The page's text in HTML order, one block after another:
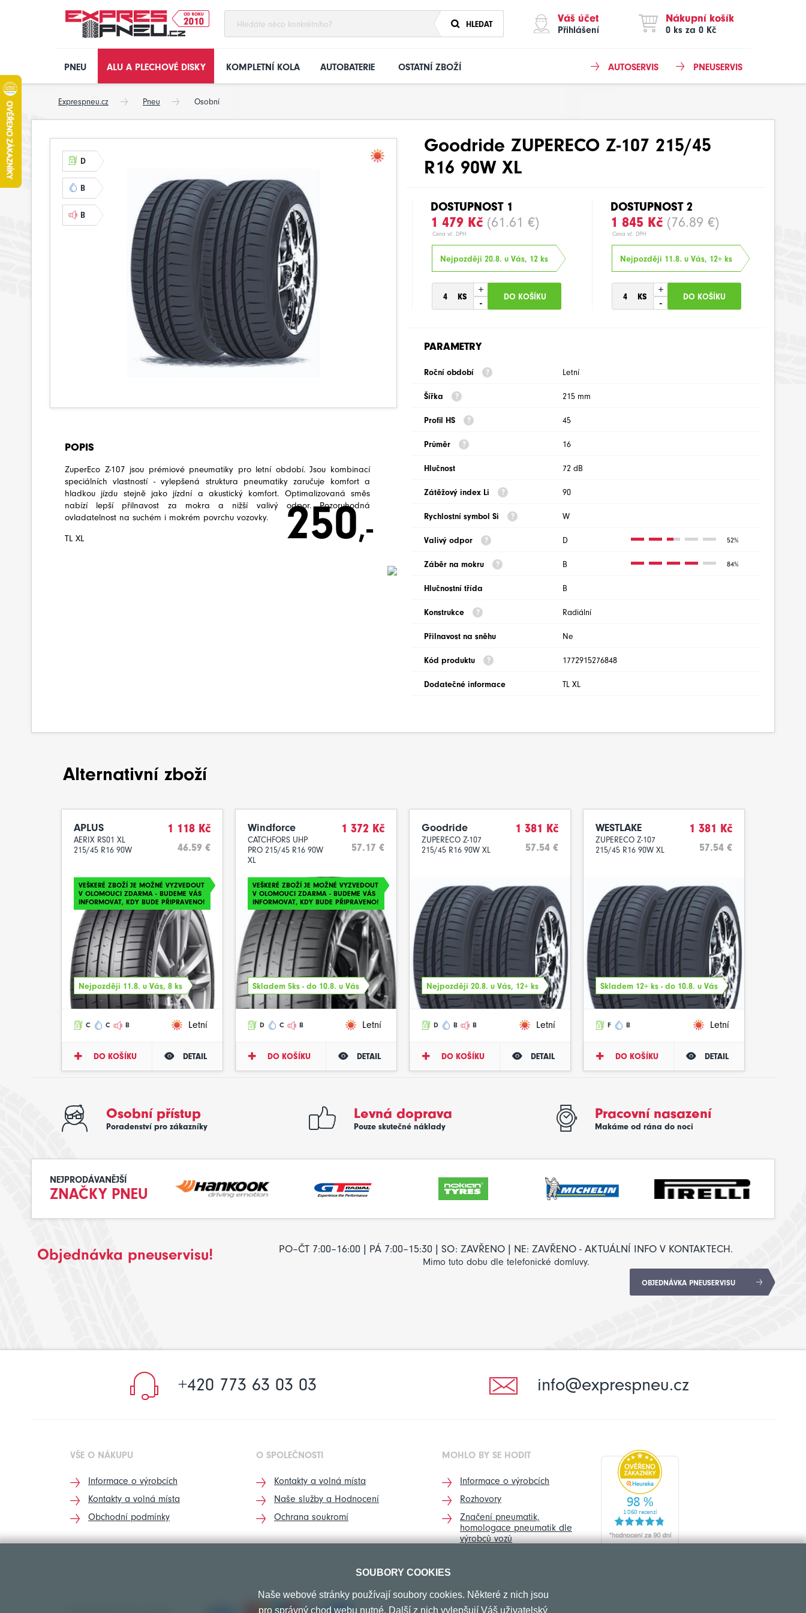
HLEDAT Váš účet
Přihlášení
Nákupní košík
0 ks za 0 Kč
PNEU ALU A PLECHOVÉ DISKY KOMPLETNÍ KOLA AUTOBATERIE OSTATNÍ ZBOŽÍ PNEUSERVIS
AUTOSERVIS
Exprespneu.cz Pneu Osobní
D
B
B
POPIS
ZuperEco Z-107 jsou prémiové pneumatiky pro letní období. Jsou kombinací
speciálních vlastností - vylepšená struktura pneumatiky zaručuje komfort a
hladkou jízdu stejně jako jízdní a akustický komfort. Optimalizovaná směs
nabízí lepší přilnavost za mokra a nižší valivý odpor. Pozoruhodná
ovladatelnost na suchém i mokrém povrchu vozovky.
TL XL 250,-
Goodride ZUPERECO Z-107 215/45
R16 90W XL
DOSTUPNOST 1
1 479 Kč (61.61 €)
Cena vč. DPH
Nejpozději 20.8. u Vás, 12 ks
+
-
DOSTUPNOST 2
1 845 Kč (76.89 €)
Cena vč. DPH
Nejpozději 11.8. u Vás, 12+ ks
+
-
PARAMETRY
Roční období Letní
Šířka 215 mm
Profil HS 45
Průměr 16
Hlučnost 72 dB
Zátěžový index Li 90
Rychlostní symbol Si W
Valivý odpor D 52%
Záběr na mokru B 84%
Hlučnostní třída B
Konstrukce Radiální
Přilnavost na sněhu Ne
Kód produktu 1772915276848
Dodatečné informace TL XL
Alternativní zboží
APLUS
AERIX RS01 XL
215/45 R16 90W
1 118 Kč
46.59 €
VEŠKERÉ ZBOŽÍ JE MOŽNÉ VYZVEDOUT
V OLOMOUCI ZDARMA - BUDEME VÁS
INFORMOVAT, KDY BUDE PŘIPRAVENO!
Nejpozději 11.8. u Vás, 8 ks
C C B Letní
DO KOŠÍKU DETAIL
Windforce
CATCHFORS UHP
PRO 215/45 R16 90W
XL
1 372 Kč
57.17 €
VEŠKERÉ ZBOŽÍ JE MOŽNÉ VYZVEDOUT
V OLOMOUCI ZDARMA - BUDEME VÁS
INFORMOVAT, KDY BUDE PŘIPRAVENO!
Skladem 5ks - do 10.8. u Vás
D C B Letní
DO KOŠÍKU DETAIL
Goodride
ZUPERECO Z-107
215/45 R16 90W XL
1 381 Kč
57.54 €
Nejpozději 20.8. u Vás, 12+ ks
D B B Letní
DO KOŠÍKU DETAIL
WESTLAKE
ZUPERECO Z-107
215/45 R16 90W XL
1 381 Kč
57.54 €
Skladem 12+ ks - do 10.8. u Vás
F B Letní
DO KOŠÍKU DETAIL
Osobní přístup
Poradenství pro zákazníky
Levná doprava
Pouze skutečné náklady
Pracovní nasazení
Makáme od rána do noci
NEJPRODÁVANĚJŠÍ
ZNAČKY PNEU
Objednávka pneuservisu! PO–ČT 7:00–16:00 | PÁ 7:00–15:30 | SO: ZAVŘENO | NE: ZAVŘENO - AKTUÁLNÍ INFO V KONTAKTECH.
Mimo tuto dobu dle telefonické domluvy.
OBJEDNÁVKA PNEUSERVISU
+420 773 63 03 03 info@exprespneu.cz
VŠE O NÁKUPU
Informace o výrobcích
Kontakty a volná místa
Obchodní podmínky
O SPOLEČNOSTI
Kontakty a volná místa
Naše služby a Hodnocení
Ochrana soukromí
MOHLO BY SE HODIT
Informace o výrobcích
Rozhovory
Značení pneumatik,
homologace pneumatik dle
výrobců vozů
SOUBORY COOKIES
Naše webové stránky používají soubory cookies. Některé z nich jsou
pro správný chod webu nutné. Další z nich vylepšují Váš uživatelský